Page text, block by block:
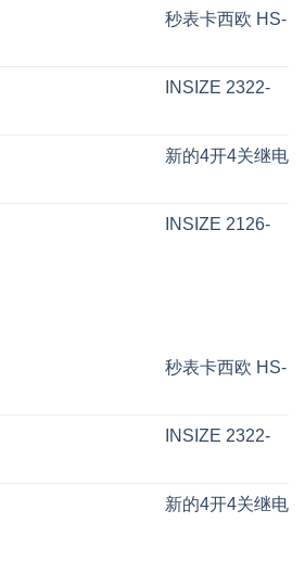
秒表卡西欧 HS-
INSIZE 2322-
新的4开4关继电
INSIZE 2126-
秒表卡西欧 HS-
INSIZE 2322-
新的4开4关继电